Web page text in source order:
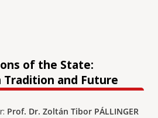
of the State:
Tradition and Future
Prof. Dr. Zoltán Tibor PÁLLINGER